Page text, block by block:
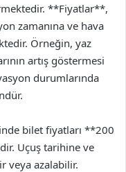
**Fiyatlar**,
zamanına ve hava
Örneğin, yaz
artış göstermesi
durumlarında
bilet fiyatları **200
Uçuş tarihine ve
veya azalabilir.